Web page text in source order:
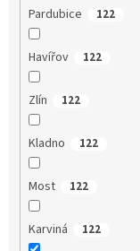
Pardubice 122
Havířov 122
Zlín 122
Kladno 122
Most 122
Karviná 122